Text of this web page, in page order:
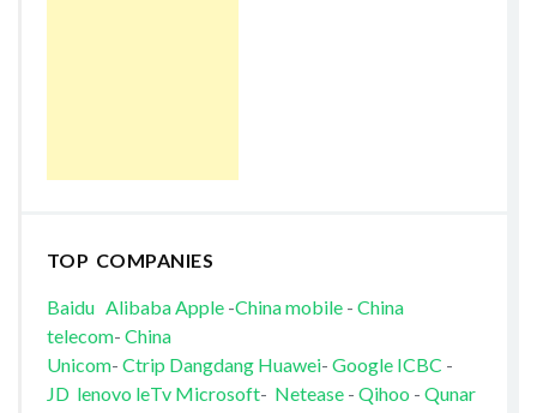
TOP COMPANIES
Baidu AlibabaApple-China mobile- China
telecom- China
Unicom- Ctrip Dangdang Huawei- Google ICBC -
JD lenovo leTv Microsoft- Netease- Qihoo - Qunar